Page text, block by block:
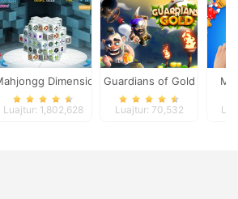
Dimensions
Luajtur: 1,802,628
Guardians of Gold
Luajtur: 70,532